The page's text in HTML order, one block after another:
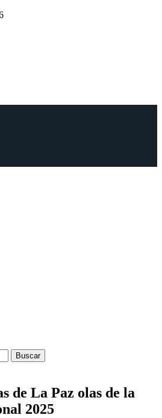
Buscar
de La Paz olas de la
2025